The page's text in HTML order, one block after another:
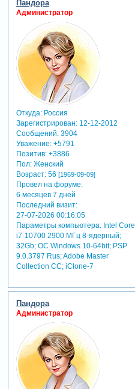
Пандора
Администратор
Откуда:Россия
Зарегистрирован: 12-12-2012
Сообщений:3904
Уважение: +5791
Позитив: +3886
Пол:Женский
Возраст:56 [1969-09-09]
Провел на форуме:
6 месяцев 7 дней
Последний визит:
27-07-2026 00:16:05
Параметры компьютера:Intel Core
i7-10700 2900 МГц 8-ядерный;
32Gb; ОС Windows 10-64bit; PSP
9.0.3797 Rus; Adobe Master
Collection СС; iClone-7
Пандора
Администратор